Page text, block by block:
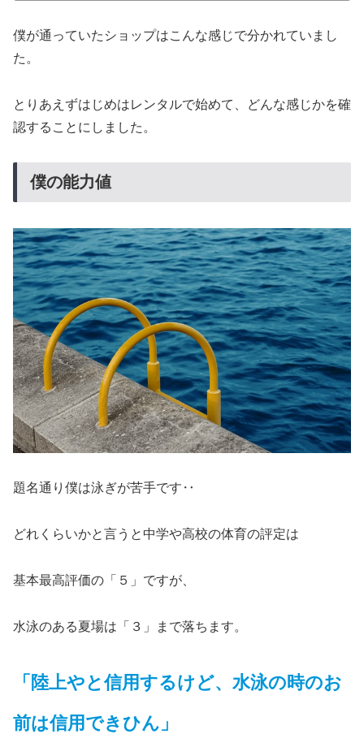
僕が通っていたショップはこんな感じで分かれていまし
た。
とりあえずはじめはレンタルで始めて、どんな感じかを確
認することにしました。
僕の能力値
題名通り僕は泳ぎが苦手です‥
どれくらいかと言うと中学や高校の体育の評定は
基本最高評価の「５」ですが、
水泳のある夏場は「３」まで落ちます。
「陸上やと信用するけど、水泳の時のお
前は信用できひん」